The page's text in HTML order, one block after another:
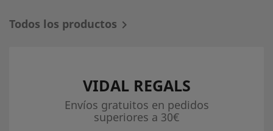
Todos los productos 
VIDAL REGALS
Envíos gratuitos en pedidos
superiores a 30€